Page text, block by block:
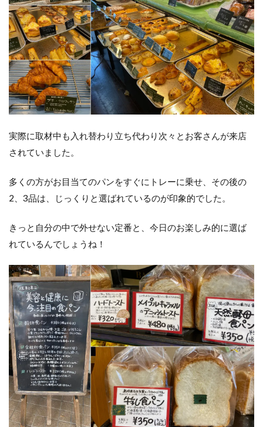
実際に取材中も入れ替わり立ち代わり次々とお客さんが来店
されていました。
多くの方がお目当てのパンをすぐにトレーに乗せ、その後の
2、3品は、じっくりと選ばれているのが印象的でした。
きっと自分の中で外せない定番と、今日のお楽しみ的に選ば
れているんでしょうね！